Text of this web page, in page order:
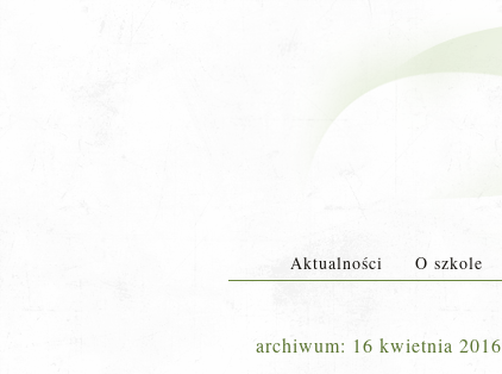
Aktualności O szkole
archiwum: 16 kwietnia 2016